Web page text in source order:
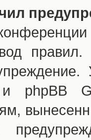
и phpBB